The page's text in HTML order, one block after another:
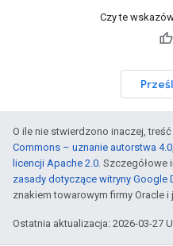
Czy te
O ile nie stwierdzono inaczej,
Commons – uznanie autorstwa 4.0
licencji Apache 2.0. Szczegółowe
zasady dotyczące witryny Google
znakiem towarowym firmy Oracle
Ostatnia aktualizacja: 2026-03-27